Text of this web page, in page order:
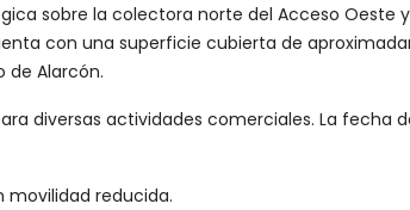
sobre la colectora norte del Acceso Oeste y
con una superficie cubierta de
de Alarcón.
diversas actividades comerciales. La fecha
movilidad reducida.